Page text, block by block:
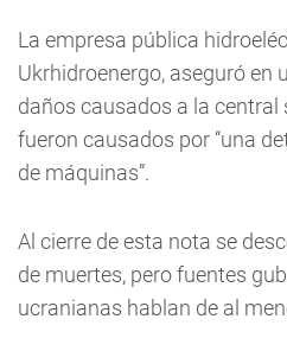
La empresa pública
Ukrhidroenergo, aseguró en
daños causados a la central
fueron causados por “una
de máquinas”.
Al cierre de esta nota se
de muertes, pero fuentes
ucranianas hablan de al